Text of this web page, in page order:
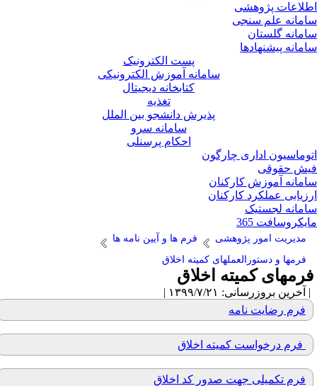
پژوهشی
علم سنجی
گلستان
پیشنهادها
پست الکترونیک
سامانه آموزش الکترونیکی
کتابخانه دیجیتال
تغذیه
پذیرش دانشجو بین الملل
سامانه سرو
احکام پرسنلی
اداری چارگون
حقوقی
آموزش کارکنان
عملکرد کارکنان
لجستیک
365
مدیریت امور پژوهشی
فرم ها و آیین نامه ها
فرمها و دستورالعملهای کمیته اخلاق
کمیته اخلاق
بروزرسانی: ۱۳۹۹/۷/۲۱ |
فرم رضایت نامه
فرم درخواست کمیته اخلاق
فرم تکمیلی جهت صدور کد اخلاق